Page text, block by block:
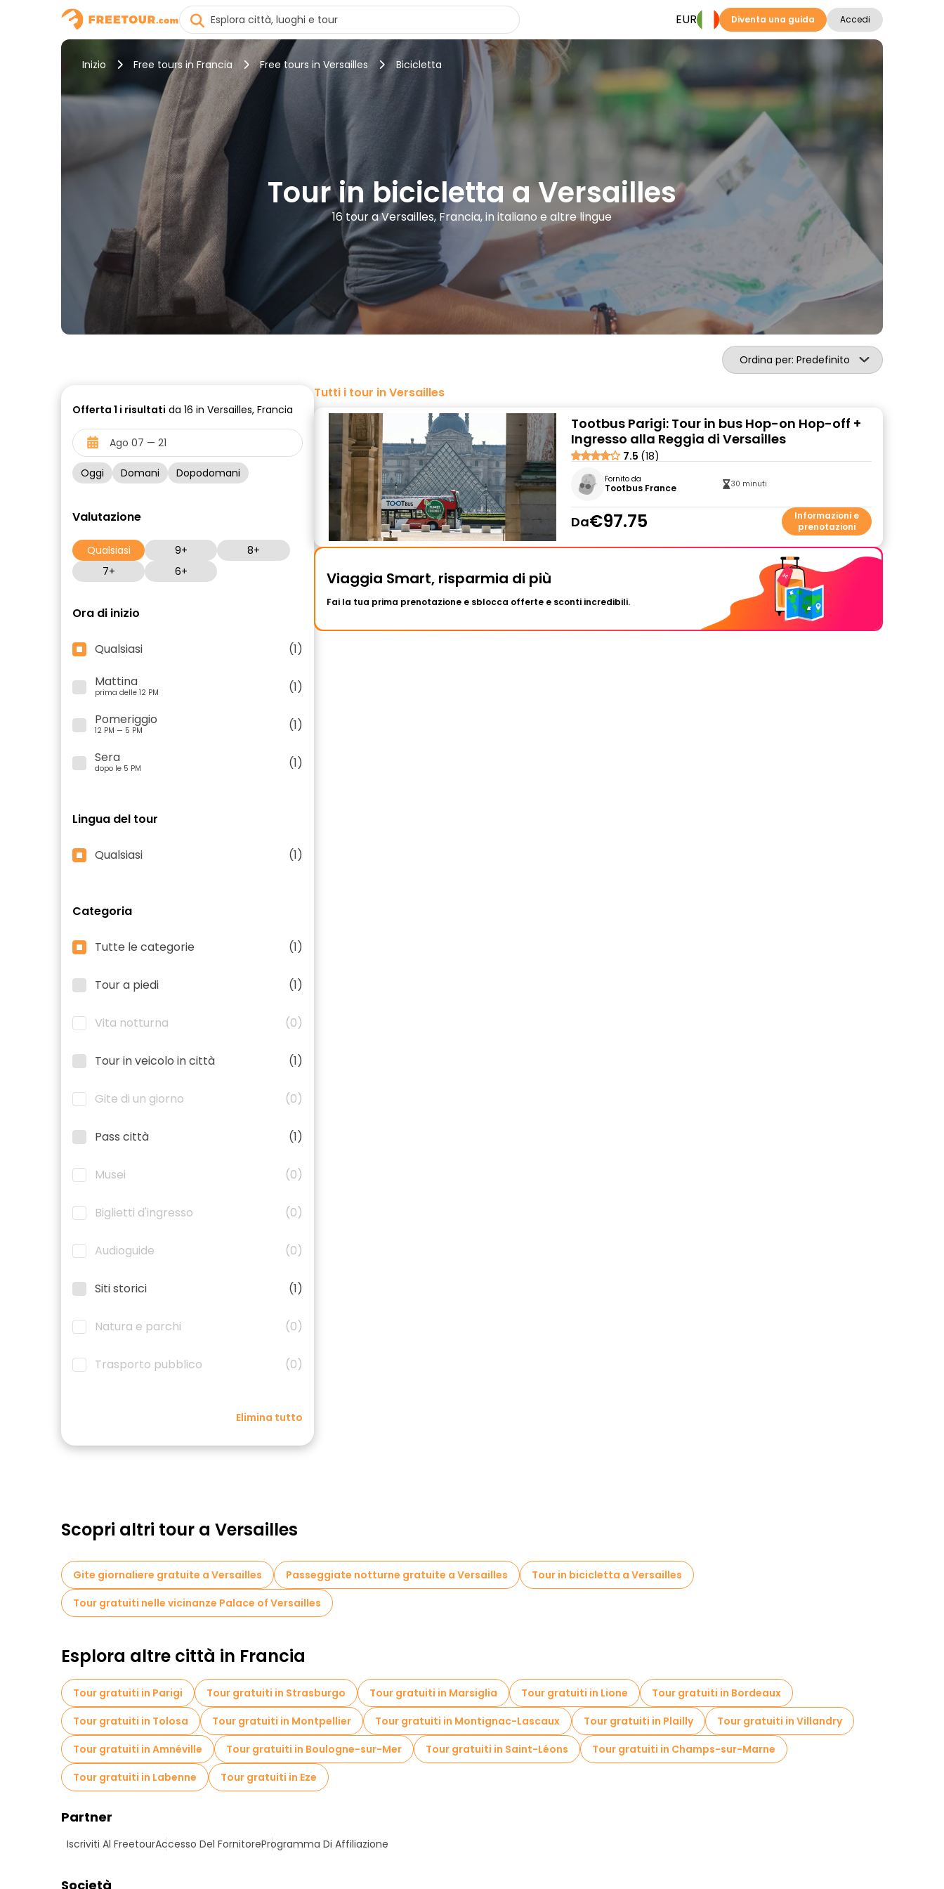
EUR Diventa una guida Accedi
Inizio Free tours in Francia Free tours in Versailles Bicicletta
Tour in bicicletta a Versailles
16 tour a Versailles, Francia, in italiano e altre lingue
Ordina per: Predefinito
Offerta 1 i risultati da 16 in Versailles, Francia
Oggi Domani Dopodomani
Valutazione
Qualsiasi 9+
8+
7+
6+
Ora di inizio
Qualsiasi
(1)
Mattina
prima delle 12 PM
(1)
Pomeriggio
12 PM — 5 PM
(1)
Sera
dopo le 5 PM (1)
Lingua del tour
Qualsiasi (1)
Categoria
Tutte le categorie (1)
Tour a piedi (1)
Vita notturna (0)
Tour in veicolo in città (1)
Gite di un giorno (0)
Pass città (1)
Musei (0)
Biglietti d'ingresso (0)
Audioguide (0)
Siti storici (1)
Natura e parchi (0)
Trasporto pubblico (0)
Elimina tutto
Tutti i tour in Versailles
Tootbus Parigi: Tour in bus Hop-on Hop-off +
Ingresso alla Reggia di Versailles
7.5 (18)
Fornito da
Tootbus France 30 minuti
Da€97.75
Informazioni e
prenotazioni
Viaggia Smart, risparmia di più
Fai la tua prima prenotazione e sblocca offerte e sconti incredibili.
Scopri altri tour a Versailles
Gite giornaliere gratuite a Versailles Passeggiate notturne gratuite a Versailles
Tour in bicicletta a Versailles
Tour gratuiti nelle vicinanze Palace of Versailles
Esplora altre città in Francia
Tour gratuiti in Parigi Tour gratuiti in Strasburgo Tour gratuiti in Marsiglia Tour gratuiti in Lione
Tour gratuiti in Bordeaux
Tour gratuiti in Tolosa
Tour gratuiti in Montpellier Tour gratuiti in Montignac-Lascaux Tour gratuiti in Plailly
Tour gratuiti in Villandry
Tour gratuiti in Amnéville
Tour gratuiti in Boulogne-sur-Mer Tour gratuiti in Saint-Léons
Tour gratuiti in Champs-sur-Marne
Tour gratuiti in Labenne
Tour gratuiti in Eze
Partner
Iscriviti Al FreetourAccesso Del FornitoreProgramma Di Affiliazione
Società